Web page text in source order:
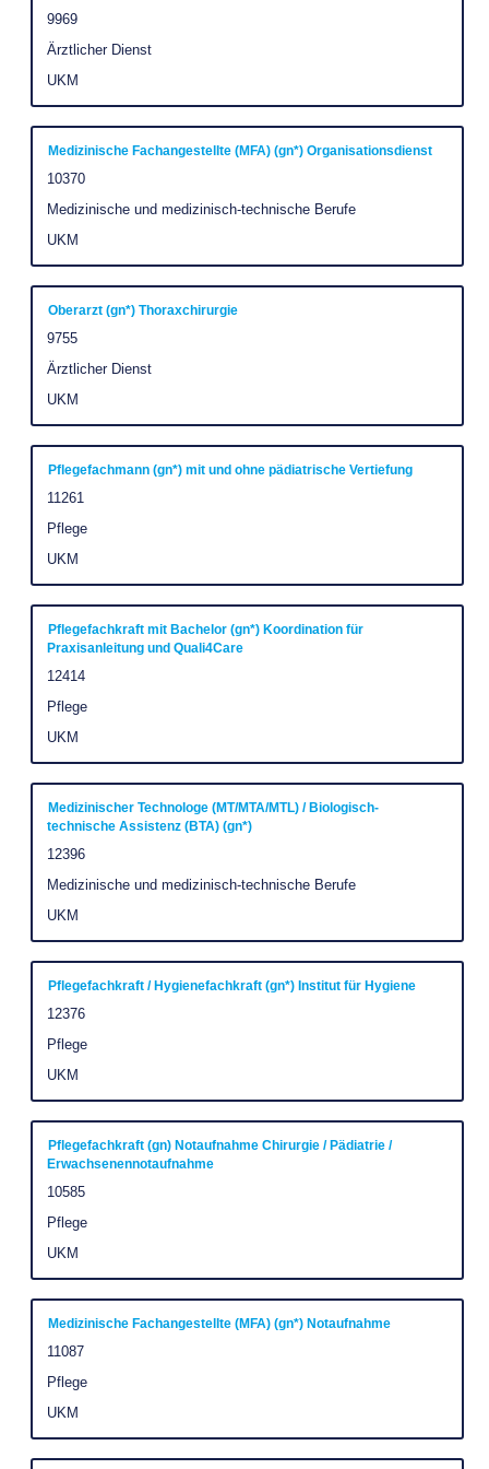
full
contents
of
job
information.
Job
Id
9969
Job
Ärztlicher Dienst
Company
UKM
with
space
bar
view
the
full
contents
of
job
information.
Title
Medizinische Fachangestellte (MFA) (gn*) Organisationsdienst
Job
10370
Job
Medizinische und medizinisch-technische Berufe
Company
UKM
Select
with
space
bar
view
the
full
contents
of
job
information.
Title
Oberarzt (gn*) Thoraxchirurgie
Job
Id
9755
Job
Ärztlicher Dienst
Company
UKM
Select
with
space
bar
view
the
full
contents
of
job
information.
Title
Pflegefachmann (gn*) mit und ohne pädiatrische Vertiefung
Job
11261
Job
Pflege
Company
UKM
Select
with
space
bar
view
the
full
contents
of
the
job
information.
Title
Pflegefachkraft mit Bachelor (gn*) Koordination für
Praxisanleitung und Quali4Care
Job
12414
Job
Pflege
Company
UKM
Select
with
space
bar
to
view
the
full
the
job
information.
Title
Medizinischer Technologe (MT/MTA/MTL) / Biologisch-
technische Assistenz (BTA) (gn*)
Job
12396
Job
Medizinische und medizinisch-technische Berufe
Company
UKM
Select
with
space
bar
to
view
the
full
contents
of
the
job
information.
Title
Pflegefachkraft / Hygienefachkraft (gn*) Institut für Hygiene
Job
12376
Job
Pflege
Company
UKM
Select
with
space
bar
view
the
full
contents
of
the
job
information.
Title
Pflegefachkraft (gn) Notaufnahme Chirurgie / Pädiatrie /
Erwachsenennotaufnahme
Job
10585
Job
Pflege
Company
UKM
Select
with
space
bar
to
view
the
full
contents
of
the
job
information.
Title
Medizinische Fachangestellte (MFA) (gn*) Notaufnahme
Job
11087
Job
Pflege
Company
UKM
Select
with
space
bar
view